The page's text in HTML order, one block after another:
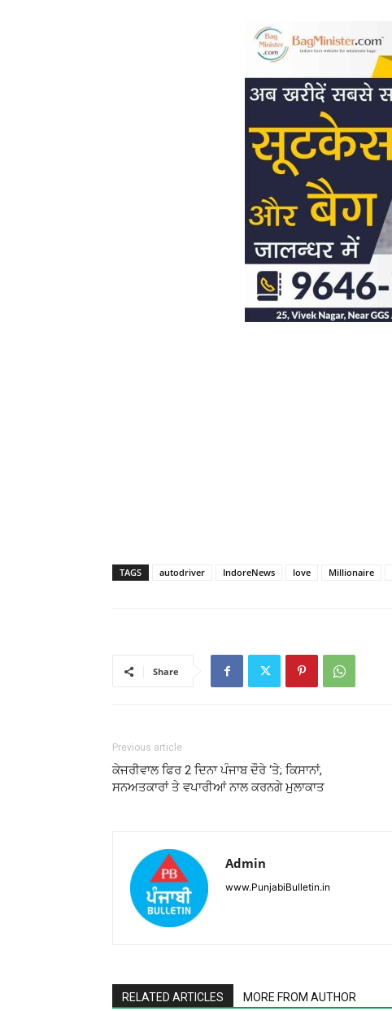
TAGS autodriver IndoreNews love Millionaire
Share
Previous article
ਕੇਜਰੀਵਾਲ ਫਿਰ 2 ਦਿਨਾ ਪੰਜਾਬ ਦੌਰੇ ‘ਤੇ; ਕਿਸਾਨਾਂ,
ਸਨਅਤਕਾਰਾਂ ਤੇ ਵਪਾਰੀਆਂ ਨਾਲ ਕਰਨਗੇ ਮੁਲਾਕਾਤ
Admin
www.PunjabiBulletin.in
RELATED ARTICLES MORE FROM AUTHOR